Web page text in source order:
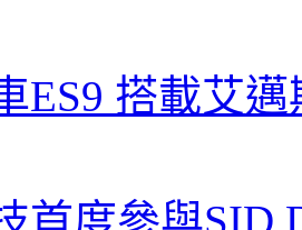
ES9 搭載艾
首度參與SID